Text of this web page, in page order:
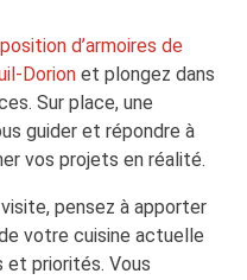
d’armoires de
Dorion et plongez dans
Sur place, une
guider et répondre à
vos projets en réalité.
pensez à apporter
votre cuisine actuelle
et priorités. Vous